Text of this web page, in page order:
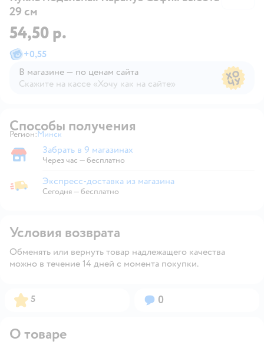
29 см
54,50 р.
+0,55
В магазине — по ценам сайта
Скажите на кассе «Хочу как на сайте»
Способы получения
Регион: Выбор адреса доставки.
Минск
Забрать в магазине
Забрать в 9 магазинах
Через час — бесплатно
Экспресс-доставка из магазина
Экспресс-доставка из магазина
Сегодня—бесплатно
Условия возврата
Обменять или вернуть товар надлежащего качества
можно в течение 14 дней с момента покупки.
Рейтинг:
5 Вопросов:
0
О товаре